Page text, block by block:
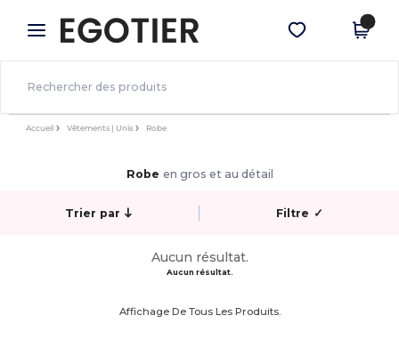
× Appli Egotier
Meilleurs prix sur l’app !
Obtenir l'appli
Accueil Vêtements | Unis Robe
Robe en gros et au détail
Trier par Filtre ✓
Aucun résultat.
Aucun résultat.
Affichage De Tous Les Produits.